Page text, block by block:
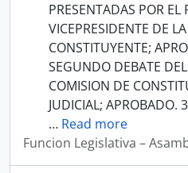
PRESENTADAS POR EL
VICEPRESIDENTE DE
CONSTITUYENTE;
SEGUNDO DEBATE
COMISION DE
JUDICIAL; APROBADO.
… Read more
Funcion Legislativa –